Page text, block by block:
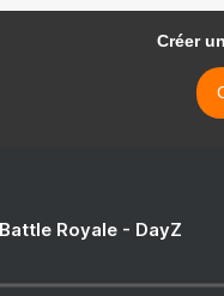
Créer
Royale - DayZ